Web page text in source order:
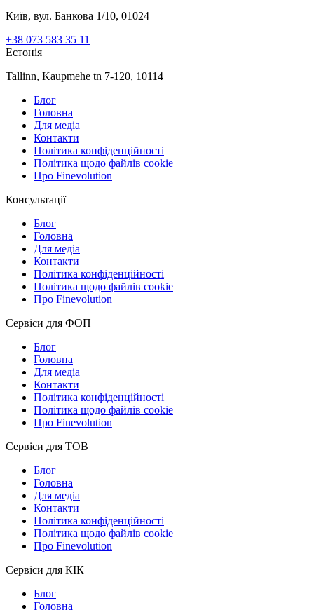
Київ, вул. Банкова 1/10, 01024
+38 073 583 35 11
Естонія
Tallinn, Kaupmehe tn 7-120, 10114
Блог
Головна
Для медіа
Контакти
Політика конфіденційності
Політика щодо файлів cookie
Про Finevolution
Консультації
Блог
Головна
Для медіа
Контакти
Політика конфіденційності
Політика щодо файлів cookie
Про Finevolution
Сервіси для ФОП
Блог
Головна
Для медіа
Контакти
Політика конфіденційності
Політика щодо файлів cookie
Про Finevolution
Сервіси для ТОВ
Блог
Головна
Для медіа
Контакти
Політика конфіденційності
Політика щодо файлів cookie
Про Finevolution
Сервіси для КІК
Блог
Головна